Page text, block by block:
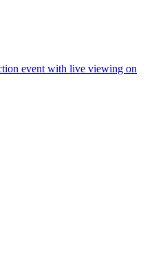
event with live viewing on